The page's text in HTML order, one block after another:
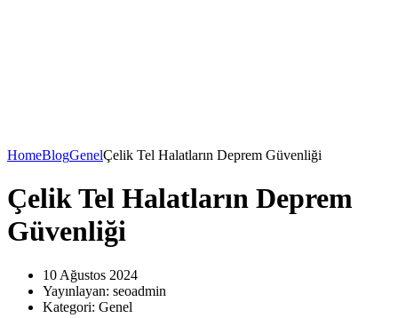
HomeBlogGenelÇelik Tel Halatların Deprem Güvenliği
Çelik Tel Halatların Deprem
Güvenliği
10 Ağustos 2024
Yayınlayan: seoadmin
Kategori: Genel